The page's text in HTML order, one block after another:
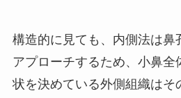
構造的に見ても、内側法は鼻
アプローチするため、小鼻全
状を決めている外側組織はそ